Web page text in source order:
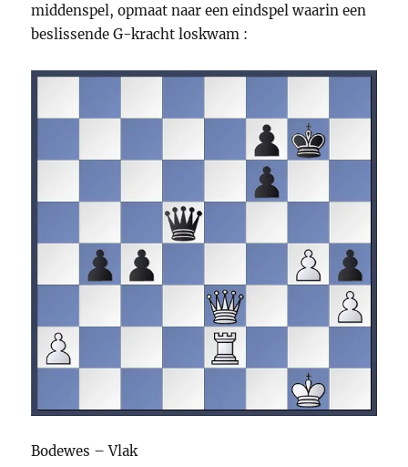
middenspel, opmaat naar een eindspel waarin een
beslissende G-kracht loskwam :
Bodewes – Vlak